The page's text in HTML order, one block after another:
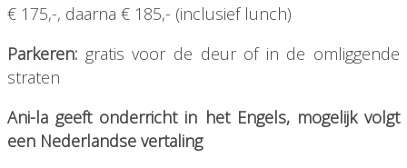
€ 175,-, daarna € 185,- (inclusief lunch)
Parkeren: gratis voor de deur of in de omliggende
straten
Ani-la geeft onderricht in het Engels, mogelijk volgt
een Nederlandse vertaling